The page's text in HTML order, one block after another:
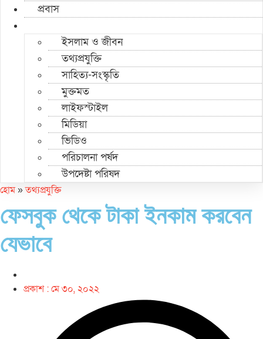
প্রবাস
ইসলাম ও জীবন
তথ্যপ্রযুক্তি
সাহিত্য-সংস্কৃতি
মুক্তমত
লাইফস্টাইল
মিডিয়া
ভিডিও
পরিচালনা পর্ষদ
উপদেষ্টা পরিষদ
হোম»তথ্যপ্রযুক্তি
ফেসবুক থেকে টাকা ইনকাম করবেন
যেভাবে
প্রকাশ :মে ৩০, ২০২২